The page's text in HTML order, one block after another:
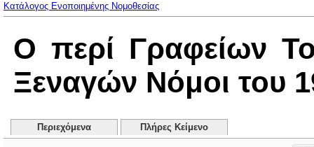
Κατάλογος Ενοποιημένης Νομοθεσίας
Ο περί Γραφείων
Ξεναγών Νόμοι του
Περιεχόμενα Πλήρες Κείμενο